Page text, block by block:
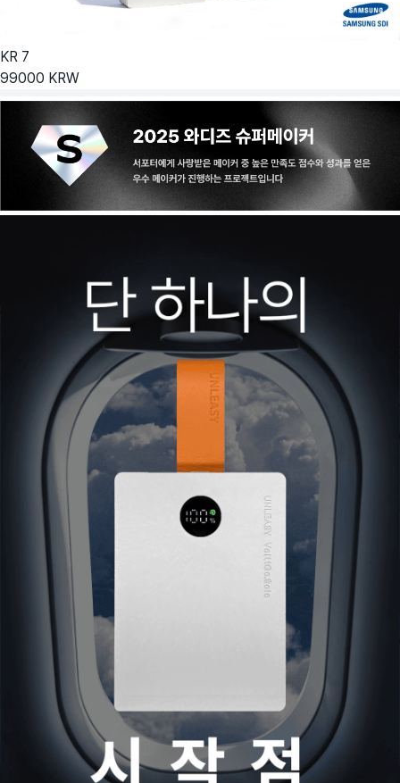
KR 7
99000 KRW